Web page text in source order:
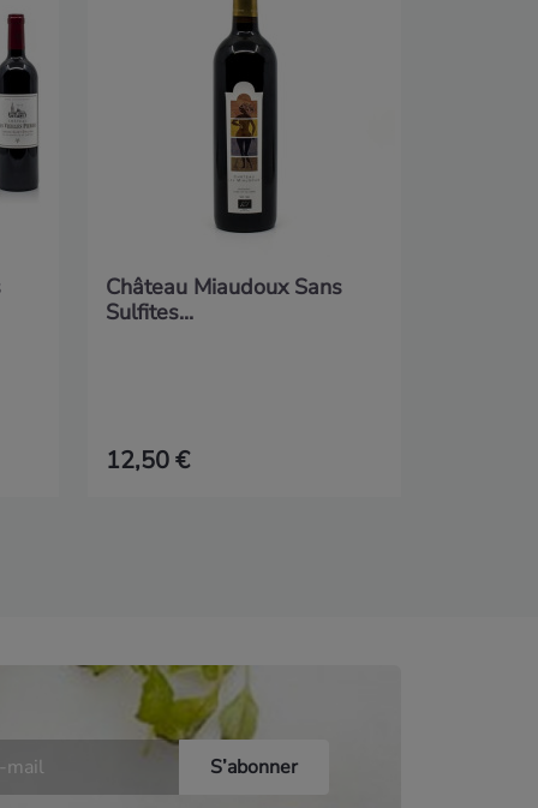
Château Miaudoux Sans
Sulfites...
12,50 €